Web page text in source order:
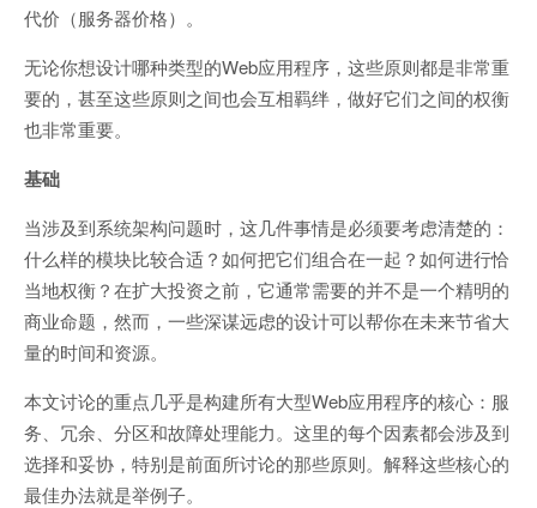
代价（服务器价格）。
无论你想设计哪种类型的Web应用程序，这些原则都是非常重
要的，甚至这些原则之间也会互相羁绊，做好它们之间的权衡
也非常重要。
基础
当涉及到系统架构问题时，这几件事情是必须要考虑清楚的：
什么样的模块比较合适？如何把它们组合在一起？如何进行恰
当地权衡？在扩大投资之前，它通常需要的并不是一个精明的
商业命题，然而，一些深谋远虑的设计可以帮你在未来节省大
量的时间和资源。
本文讨论的重点几乎是构建所有大型Web应用程序的核心：服
务、冗余、分区和故障处理能力。这里的每个因素都会涉及到
选择和妥协，特别是前面所讨论的那些原则。解释这些核心的
最佳办法就是举例子。